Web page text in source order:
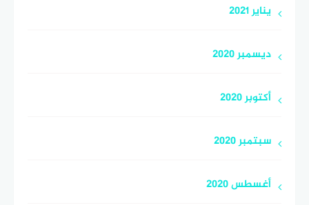
يناير 2021
ديسمبر 2020
أكتوبر 2020
سبتمبر 2020
أغسطس 2020